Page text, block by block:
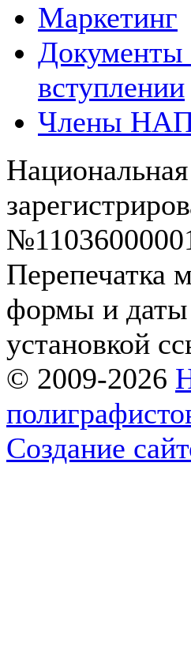
Маркетинг
Документы
вступлении
Члены
Перепечатка
формы и даты
установкой
© 2009-2026
Создание